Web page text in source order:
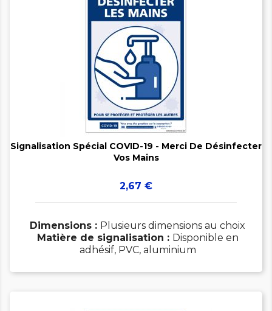

Signalisation Spécial COVID-19 - Merci De Désinfecter
Vos Mains
Prix
2,67 €
Dimensions : Plusieurs dimensions au choix
Matière de signalisation : Disponible en
adhésif, PVC, aluminium